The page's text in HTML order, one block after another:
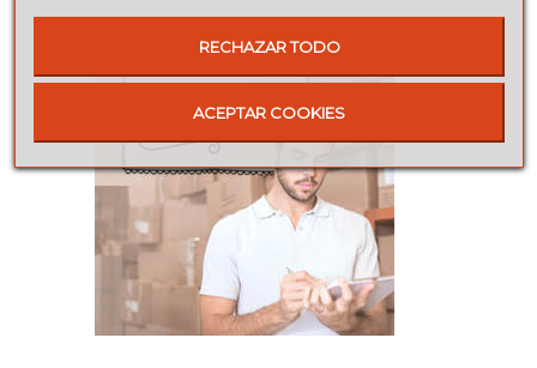
RECHAZAR TODO
ACEPTAR COOKIES